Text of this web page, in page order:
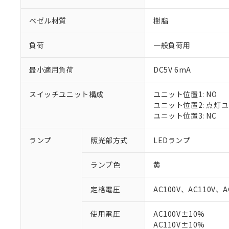
ベゼル材質 樹脂
負荷 一般負荷用
最小適用負荷 DC5V 6mA
スイッチユニット構成
ユニット位置1: NO
ユニット位置2: 点灯
ユニット位置3: NC
ランプ 照光部方式 LEDランプ
ランプ色 黄
定格電圧 AC100V、AC110V、
使用電圧
AC100V±10%
AC110V±10%
※1 対応状況